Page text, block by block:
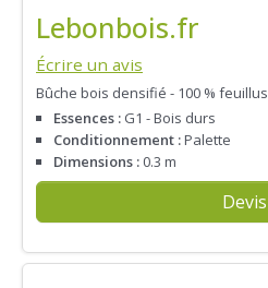
Lebonbois.fr
Écrire un avis
Bûche bois densifié - 100 % feuillus
Essences : G1 - Bois durs
Conditionnement :Palette
Dimensions : 0.3 m
Devis